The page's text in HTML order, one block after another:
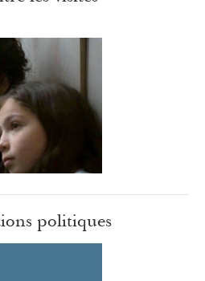
politiques